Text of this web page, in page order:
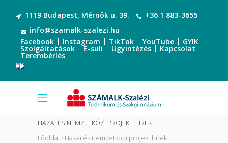
1119 Budapest, Mérnök u. 39.
+36 1 883-3655
info@szamalk-szalezi.hu
Facebook
Instagram TikTok YouTube GYIK
Szolgáltatások E-suli Ügyintézés Kapcsolat
Terembérlés
HAZAI ÉS NEMZETKÖZI PROJEKT HÍREK
Főoldal Hazai és nemzetközi projekt hírek